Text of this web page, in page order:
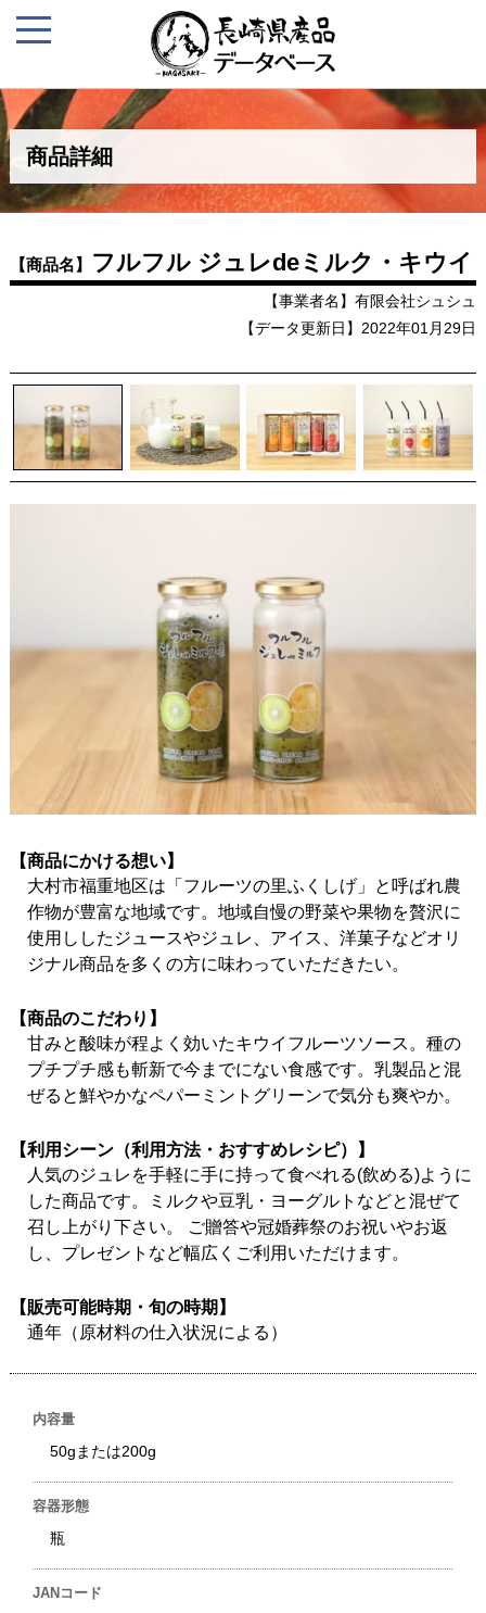
商品詳細
【商品名】 フルフル ジュレdeミルク・キウイ
【事業者名】有限会社シュシュ
【データ更新日】2022年01月29日
【商品にかける想い】
大村市福重地区は「フルーツの里ふくしげ」と呼ばれ農
作物が豊富な地域です。地域自慢の野菜や果物を贅沢に
使用ししたジュースやジュレ、アイス、洋菓子などオリ
ジナル商品を多くの方に味わっていただきたい。
【商品のこだわり】
甘みと酸味が程よく効いたキウイフルーツソース。種の
プチプチ感も斬新で今までにない食感です。乳製品と混
ぜると鮮やかなペパーミントグリーンで気分も爽やか。
【利用シーン（利用方法・おすすめレシピ）】
人気のジュレを手軽に手に持って食べれる(飲める)ように
した商品です。ミルクや豆乳・ヨーグルトなどと混ぜて
召し上がり下さい。 ご贈答や冠婚葬祭のお祝いやお返
し、プレゼントなど幅広くご利用いただけます。
【販売可能時期・旬の時期】
通年（原材料の仕入状況による）
内容量
50gまたは200g
容器形態
瓶
JANコード